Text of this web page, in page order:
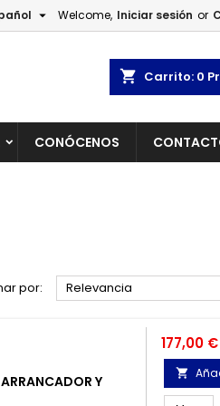
Welcome, Iniciar sesión or

shopping_cart Carrito: 0
CONÓCENOS
por: Relevancia
Y
Precio
177,00 €
